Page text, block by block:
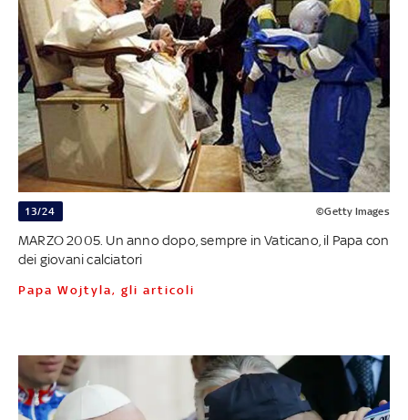
13/24 ©Getty Images
MARZO 2005. Un anno dopo, sempre in Vaticano, il Papa con
dei giovani calciatori
Papa Wojtyla, gli articoli